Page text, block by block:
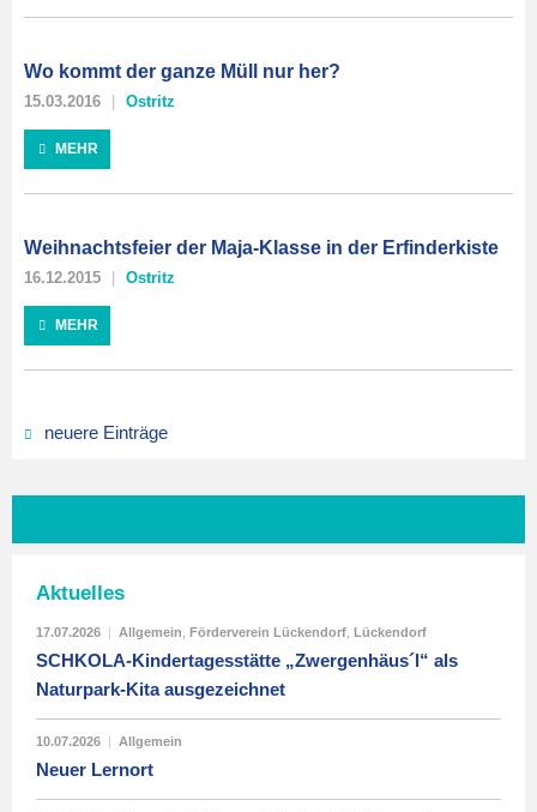
Wo kommt der ganze Müll nur her?
15.03.2016 Ostritz
MEHR
Weihnachtsfeier der Maja-Klasse in der Erfinderkiste
16.12.2015 Ostritz
MEHR
neuere Einträge
Aktuelles
17.07.2026 | Allgemein Förderverein Lückendorf Lückendorf
SCHKOLA-Kindertagesstätte „Zwergenhäus´l“ als
Naturpark-Kita ausgezeichnet
10.07.2026 | Allgemein
Neuer Lernort